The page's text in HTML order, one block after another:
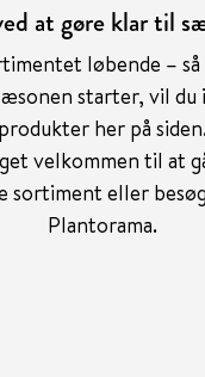
at gøre klar til
løbende –
starter, vil du
produkter her på
velkommen til at
sortiment eller
Plantorama.